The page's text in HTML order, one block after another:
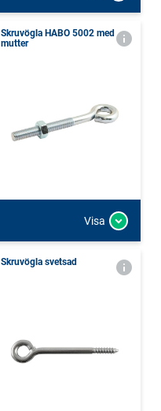
Skruvögla HABO 5002 med
mutter
Visa
Skruvögla svetsad